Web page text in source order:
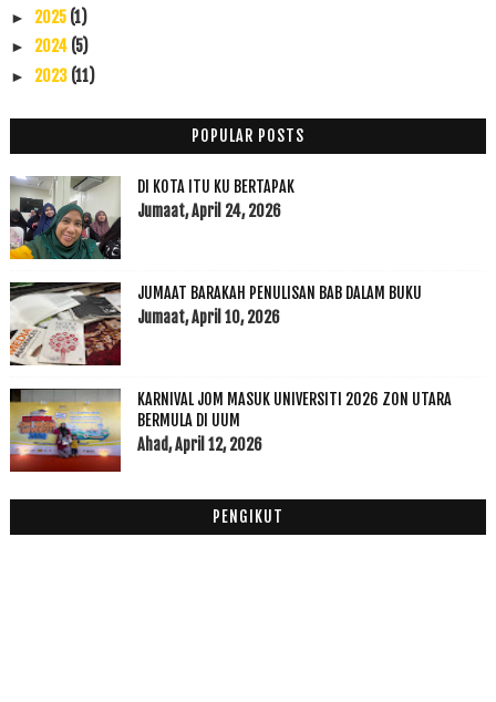
► 2025 (1)
► 2024 (5)
► 2023 (11)
►2019 (118)
►2018(195)
►2017(199)
►2016(174)
► 2015(199)
►2014(47)
►2013(53)
►2012(100)
►2011(63)
POPULAR POSTS
DI KOTA ITU KU BERTAPAK
Jumaat, April 24, 2026
JUMAAT BARAKAH PENULISAN BAB DALAM BUKU
Jumaat, April 10, 2026
KARNIVAL JOM MASUK UNIVERSITI 2026 ZON UTARA
BERMULA DI UUM
Ahad, April 12, 2026
PENGIKUT